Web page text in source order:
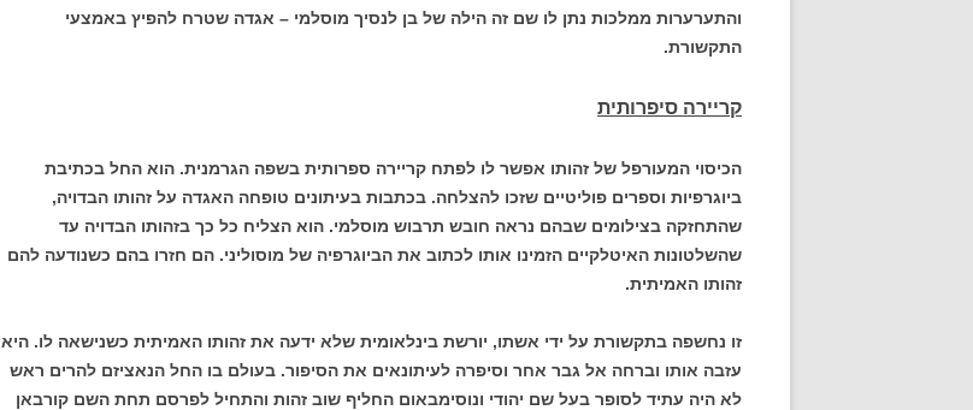
והתערערות ממלכות נתן לו שם זה הילה של בן לנסיך מוסלמי – אגדה שטרח להפיץ באמצעי
התקשורת.
קריירה סיפרותית
הכיסוי המעורפל של זהותו אפשר לו לפתח קריירה ספרותית בשפה הגרמנית. הוא החל בכתיבת
ביוגרפיות וספרים פוליטיים שזכו להצלחה. בכתבות בעיתונים טופחה האגדה על זהותו הבדויה,
שהתחזקה בצילומים שבהם נראה חובש תרבוש מוסלמי. הוא הצליח כל כך בזהותו הבדויה עד
שהשלטונות האיטלקיים הזמינו אותו לכתוב את הביוגרפיה של מוסוליני. הם חזרו בהם כשנודעה להם
זהותו האמיתית.
זו נחשפה בתקשורת על ידי אשתו, יורשת בינלאומית שלא ידעה את זהותו האמיתית כשנישאה לו. היא
עזבה אותו וברחה אל גבר אחר וסיפרה לעיתונאים את הסיפור. בעולם בו החל הנאציזם להרים ראש
לא היה עתיד לסופר בעל שם יהודי ונוסימבאום החליף שוב זהות והתחיל לפרסם תחת השם קורבאן